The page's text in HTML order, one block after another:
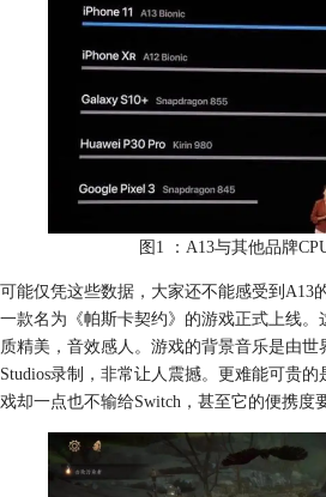
图1 ：A13与其他品牌
可能仅凭这些数据，大家还不能感受到A13
一款名为《帕斯卡契约》的游戏正式上线
质精美，音效感人。游戏的背景音乐是由
Studios录制，非常让人震撼。更难能可贵的
戏却一点也不输给Switch，甚至它的便携度